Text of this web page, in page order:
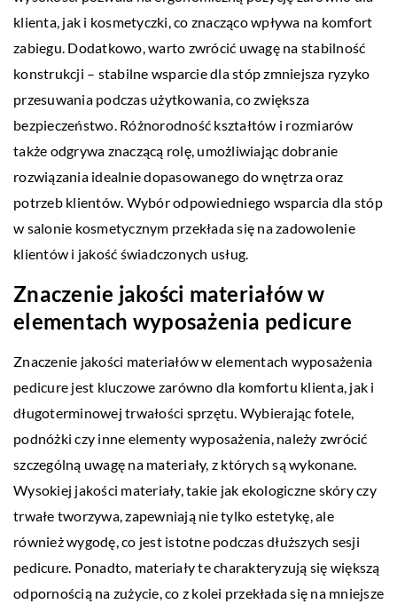
klienta, jak i kosmetyczki, co znacząco wpływa na komfort
zabiegu. Dodatkowo, warto zwrócić uwagę na stabilność
konstrukcji – stabilne wsparcie dla stóp zmniejsza ryzyko
przesuwania podczas użytkowania, co zwiększa
bezpieczeństwo. Różnorodność kształtów i rozmiarów
także odgrywa znaczącą rolę, umożliwiając dobranie
rozwiązania idealnie dopasowanego do wnętrza oraz
potrzeb klientów. Wybór odpowiedniego wsparcia dla stóp
w salonie kosmetycznym przekłada się na zadowolenie
klientów i jakość świadczonych usług.
Znaczenie jakości materiałów w
elementach wyposażenia pedicure
Znaczenie jakości materiałów w elementach wyposażenia
pedicure jest kluczowe zarówno dla komfortu klienta, jak i
długoterminowej trwałości sprzętu. Wybierając fotele,
podnóżki czy inne elementy wyposażenia, należy zwrócić
szczególną uwagę na materiały, z których są wykonane.
Wysokiej jakości materiały, takie jak ekologiczne skóry czy
trwałe tworzywa, zapewniają nie tylko estetykę, ale
również wygodę, co jest istotne podczas dłuższych sesji
pedicure. Ponadto, materiały te charakteryzują się większą
odpornością na zużycie, co z kolei przekłada się na mniejsze